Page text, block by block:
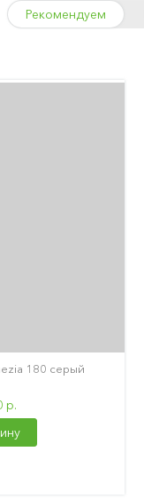
Рекомендуем
180 серый
р.